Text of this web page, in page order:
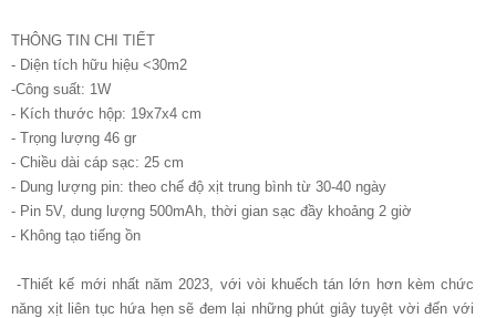
THÔNG TIN CHI TIẾT
- Diện tích hữu hiệu <30m2
-Công suất: 1W
- Kích thước hộp: 19x7x4 cm
- Trọng lượng 46 gr
- Chiều dài cáp sạc: 25 cm
- Dung lượng pin: theo chế độ xịt trung bình từ 30-40 ngày
- Pin 5V, dung lượng 500mAh, thời gian sạc đầy khoảng 2 giờ
- Không tạo tiếng ồn
-Thiết kế mới nhất năm 2023, với vòi khuếch tán lớn hơn kèm chức
năng xịt liên tục hứa hẹn sẽ đem lại những phút giây tuyệt vời đến với